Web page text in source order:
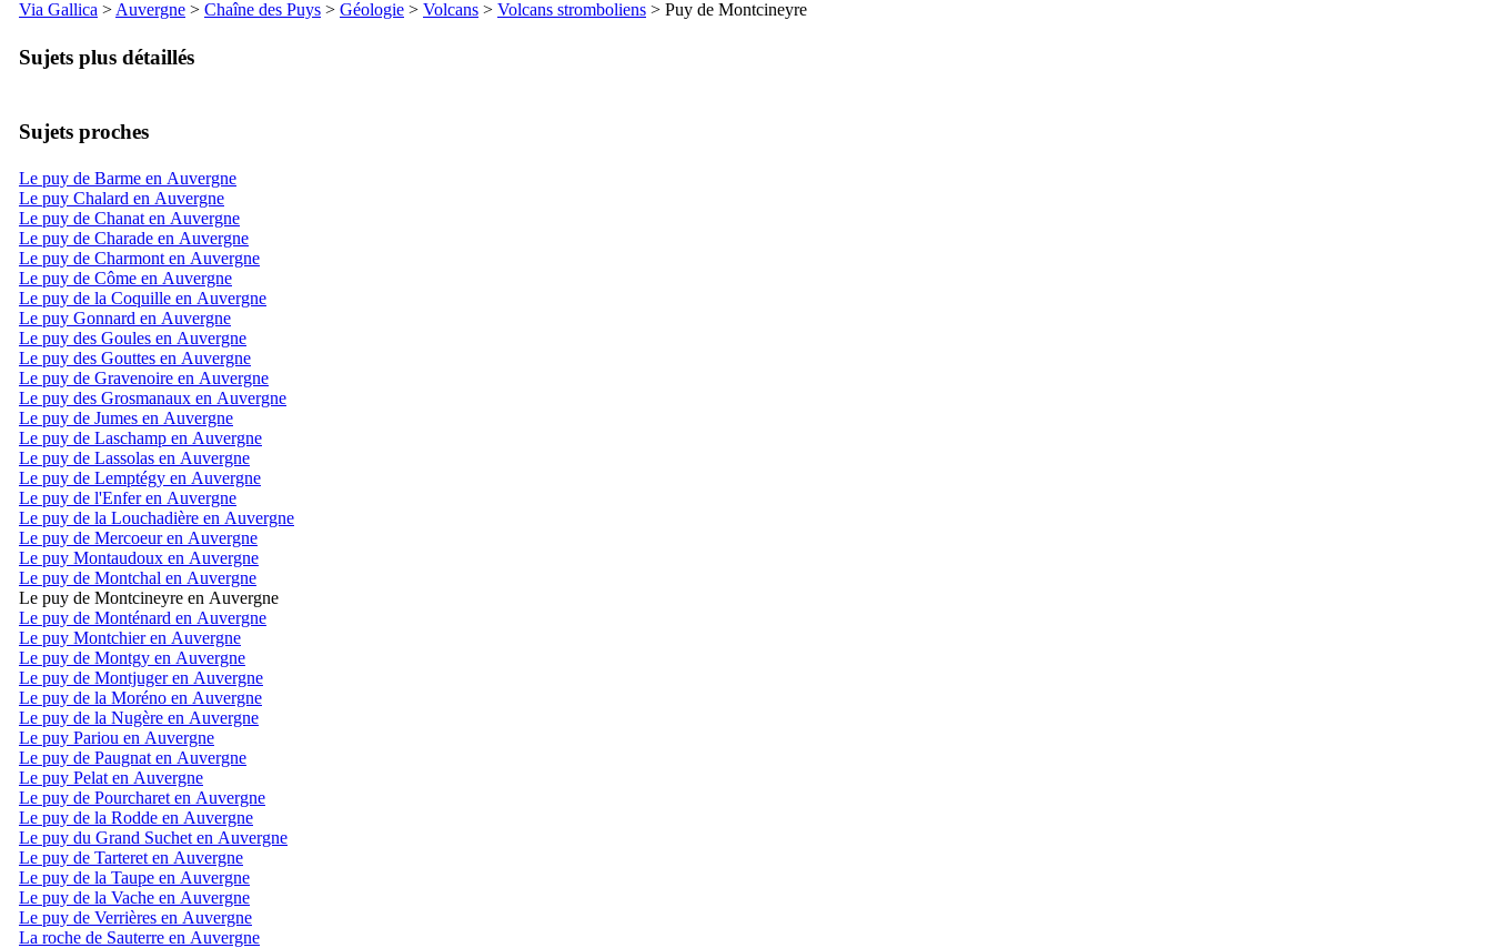
Via Gallica > Auvergne > Chaîne des Puys > Géologie > Volcans > Volcans stromboliens > Puy de Montcineyre
Sujets plus détaillés
Sujets proches
Le puy de Barme en Auvergne
Le puy Chalard en Auvergne
Le puy de Chanat en Auvergne
Le puy de Charade en Auvergne
Le puy de Charmont en Auvergne
Le puy de Côme en Auvergne
Le puy de la Coquille en Auvergne
Le puy Gonnard en Auvergne
Le puy des Goules en Auvergne
Le puy des Gouttes en Auvergne
Le puy de Gravenoire en Auvergne
Le puy des Grosmanaux en Auvergne
Le puy de Jumes en Auvergne
Le puy de Laschamp en Auvergne
Le puy de Lassolas en Auvergne
Le puy de Lemptégy en Auvergne
Le puy de l'Enfer en Auvergne
Le puy de la Louchadière en Auvergne
Le puy de Mercoeur en Auvergne
Le puy Montaudoux en Auvergne
Le puy de Montchal en Auvergne
Le puy de Montcineyre en Auvergne
Le puy de Monténard en Auvergne
Le puy Montchier en Auvergne
Le puy de Montgy en Auvergne
Le puy de Montjuger en Auvergne
Le puy de la Moréno en Auvergne
Le puy de la Nugère en Auvergne
Le puy Pariou en Auvergne
Le puy de Paugnat en Auvergne
Le puy Pelat en Auvergne
Le puy de Pourcharet en Auvergne
Le puy de la Rodde en Auvergne
Le puy du Grand Suchet en Auvergne
Le puy de Tarteret en Auvergne
Le puy de la Taupe en Auvergne
Le puy de la Vache en Auvergne
Le puy de Verrières en Auvergne
La roche de Sauterre en Auvergne